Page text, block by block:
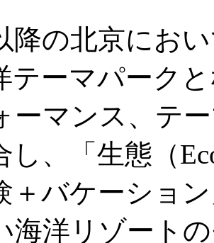
降の北京にお
テーマパーク
ーマンス、テ
し、「生態（
＋バケーショ
海洋リゾート